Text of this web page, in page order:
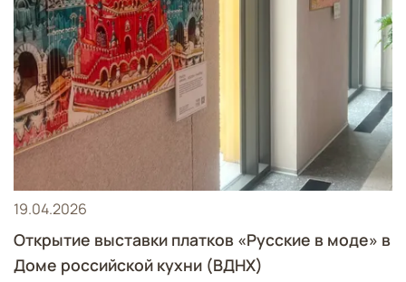
19.04.2026
Открытие выставки платков «Русские в моде» в
Доме российской кухни (ВДНХ)